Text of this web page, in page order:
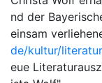
nd der
einsam
de/kultur/
eue